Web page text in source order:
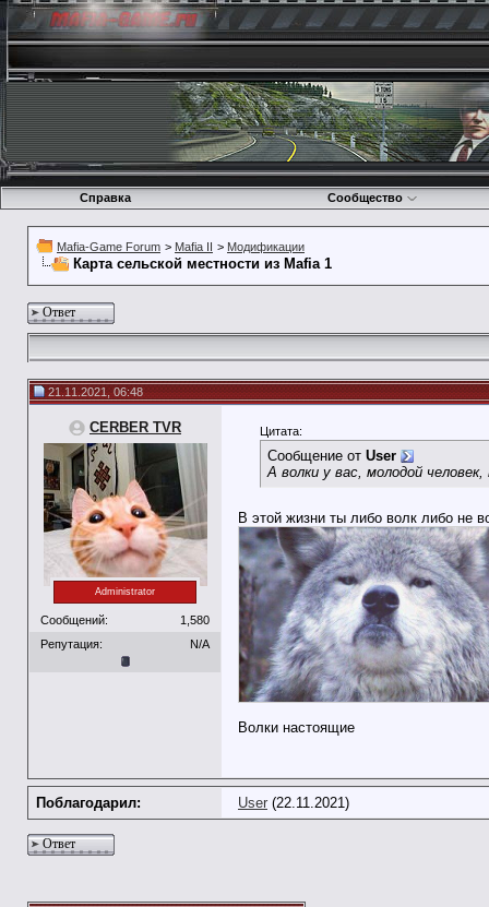
Справка Сообщество
Mafia-Game Forum > Mafia II > Модификации
Карта сельской местности из Mafia 1
Ответ
21.11.2021, 06:48
CERBER TVR
Administrator
Сообщений:
1,580
Репутация:
N/A
Цитата:
Сообщение от User
А волки у вас, молодой
В этой жизни ты либо волк либо не
Волки настоящие
Поблагодарил: User (22.11.2021)
Ответ